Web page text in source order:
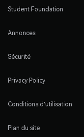
Student Foundation
Annonces
Sécurité
Privacy Policy
Conditions d'utilisation
Plan du site